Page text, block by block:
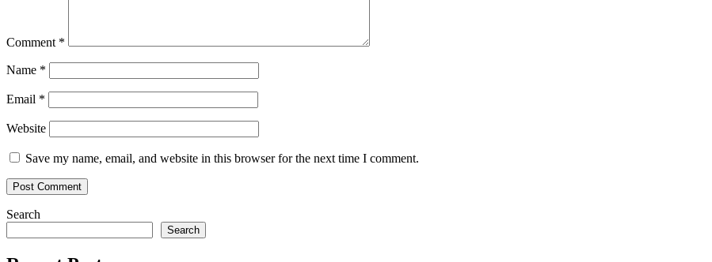
Comment *
Name *
Email *
Website
Save my name, email, and website in this browser for the next time I comment.
Search
Search